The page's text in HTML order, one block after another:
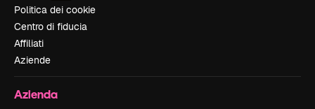
Politica dei cookie
Centro di fiducia
Affiliati
Aziende
Azienda